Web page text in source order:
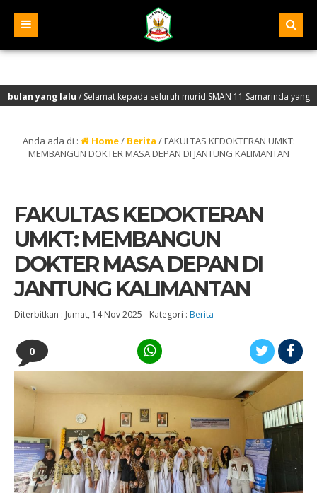
lalu/ Selamat kepada seluruh murid SMAN 11 Samarinda yang lolos seleksi
lalu/ Selamat Datang di Website Resmi SMA Negeri 11 Samarinda – NPSN
Anda ada di : Home/ Berita /FAKULTAS KEDOKTERAN UMKT:
MEMBANGUN DOKTER MASA DEPAN DI JANTUNG KALIMANTAN
FAKULTAS KEDOKTERAN
UMKT: MEMBANGUN
DOKTER MASA DEPAN DI
JANTUNG KALIMANTAN
Diterbitkan : Jumat, 14 Nov 2025 - Kategori : Berita
0